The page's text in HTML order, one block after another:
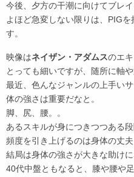
今後、夕方の干潮に向けてブレ
よほど急変しない限りは、PIG
す。
映像はネイザン・アダムスのエキ
とっても細いですが、随所に軸
最近、色んなジャンルの上手い
体の強さは重要だなと。
脚、尻、腰。。
あるスキルが身につきつつある
頻度を引き上げるのは身体の丈夫
結局は身体の強さが大きな助けに
40代中盤ともなると、膝や腰や